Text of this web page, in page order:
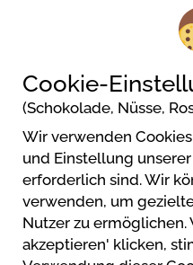
Via
58033
Cookie-
(Schokolade, Nüsse,
Wir verwenden
und Einstellung
erforderlich sind. Wir
verwenden, um
Nutzer zu ermöglichen.
akzeptieren' klicken,